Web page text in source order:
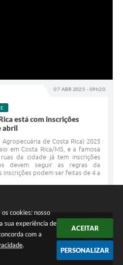
cookies: nosso
sua experiência de
com a
.
ACEITAR
PERSONALIZAR
07 ABR 2025 - 09h20
está com inscrições
abril
Agropecuária de Costa Rica) 2025
em Costa Rica/MS, e a famosa
da cidade já tem inscrições
devem seguir as regras da
inscrições podem ser feitas de 4 a
ABR
02